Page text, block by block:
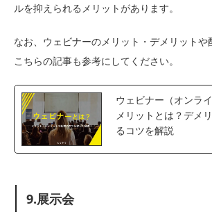
ルを抑えられるメリットがあります。
なお、ウェビナーのメリット・デメリットや
こちらの記事も参考にしてください。
ウェビナー（オンラ
メリットとは？デメ
るコツを解説
9.展示会